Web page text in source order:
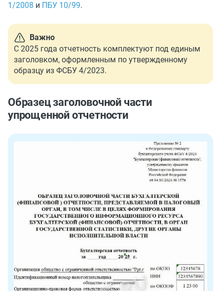
1/2008 и ПБУ 10/99.
Важно
С 2025 года отчетность комплектуют под единым
заголовком, оформленным по утвержденному
образцу из ФСБУ 4/2023.
Образец заголовочной части
упрощенной отчетности